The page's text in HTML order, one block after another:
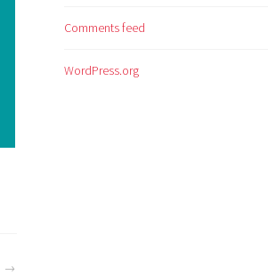
Comments feed
WordPress.org